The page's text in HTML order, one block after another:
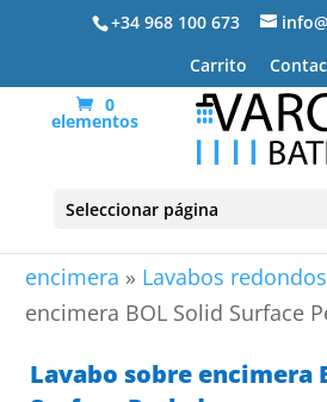
+34 968 100 673
Carrito
0
elementos
Seleccionar página
encimera » Lavabos redondos
encimera BOL Solid Surface
Lavabo sobre encimera